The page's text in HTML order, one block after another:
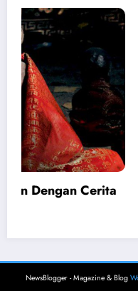
UNCATEGORIZED
Film Animasi
Mengharukan
May 23, 2026
NewsBlogger - Magazine & Blog